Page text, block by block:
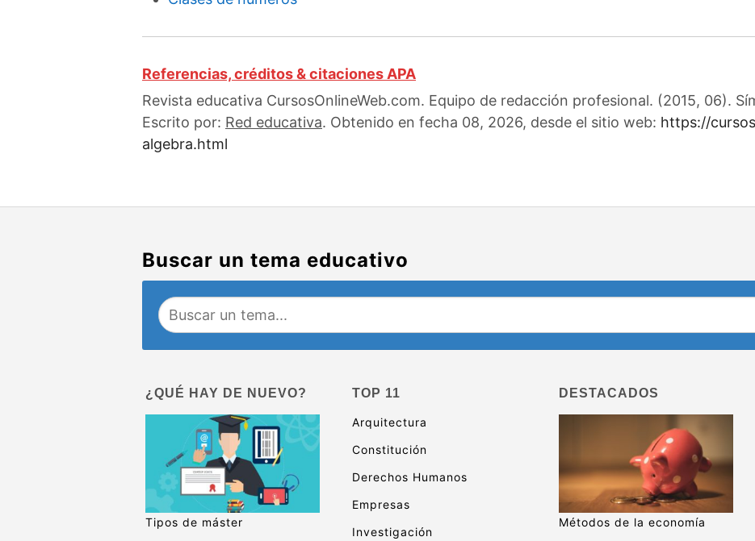
Referencias, créditos & citaciones APA
Revista educativa CursosOnlineWeb.com. Equipo de redacción profesional. (2015, 06).
Escrito por: Red educativa. Obtenido en fecha 08, 2026, desde el sitio web: https://
algebra.html
Buscar un tema educativo
¿QUÉ HAY DE NUEVO?
Tipos de máster
TOP 11
Arquitectura
Constitución
Derechos Humanos
Empresas
Investigación
DESTACADOS
Métodos de la economía